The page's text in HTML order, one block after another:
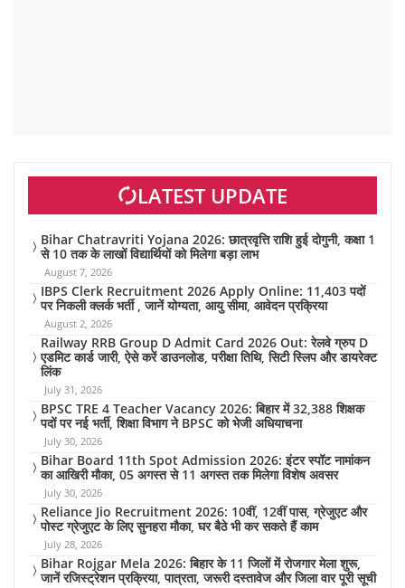
LATEST UPDATE
Bihar Chatravriti Yojana 2026: छात्रवृत्ति राशि हुई दोगुनी, कक्षा 1
से 10 तक के लाखों विद्यार्थियों को मिलेगा बड़ा लाभ
August 7, 2026
IBPS Clerk Recruitment 2026 Apply Online: 11,403 पदों
पर निकली क्लर्क भर्ती , जानें योग्यता, आयु सीमा, आवेदन प्रक्रिया
August 2, 2026
Railway RRB Group D Admit Card 2026 Out: रेलवे ग्रुप D
एडमिट कार्ड जारी, ऐसे करें डाउनलोड, परीक्षा तिथि, सिटी स्लिप और डायरेक्ट
लिंक
July 31, 2026
BPSC TRE 4 Teacher Vacancy 2026: बिहार में 32,388 शिक्षक
पदों पर नई भर्ती, शिक्षा विभाग ने BPSC को भेजी अधियाचना
July 30, 2026
Bihar Board 11th Spot Admission 2026: इंटर स्पॉट नामांकन
का आखिरी मौका, 05 अगस्त से 11 अगस्त तक मिलेगा विशेष अवसर
July 30, 2026
Reliance Jio Recruitment 2026: 10वीं, 12वीं पास, ग्रेजुएट और
पोस्ट ग्रेजुएट के लिए सुनहरा मौका, घर बैठे भी कर सकते हैं काम
July 28, 2026
Bihar Rojgar Mela 2026: बिहार के 11 जिलों में रोजगार मेला शुरू,
जानें रजिस्ट्रेशन प्रक्रिया, पात्रता, जरूरी दस्तावेज और जिला वार पूरी सूची